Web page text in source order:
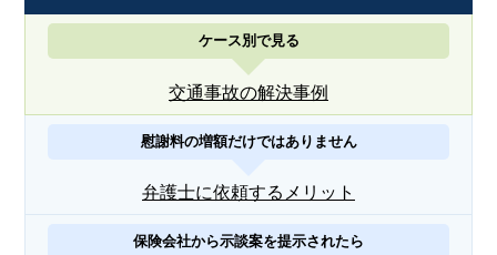
ケース別で見る
交通事故の解決事例
慰謝料の増額だけではありません
弁護士に依頼するメリット
保険会社から示談案を提示されたら